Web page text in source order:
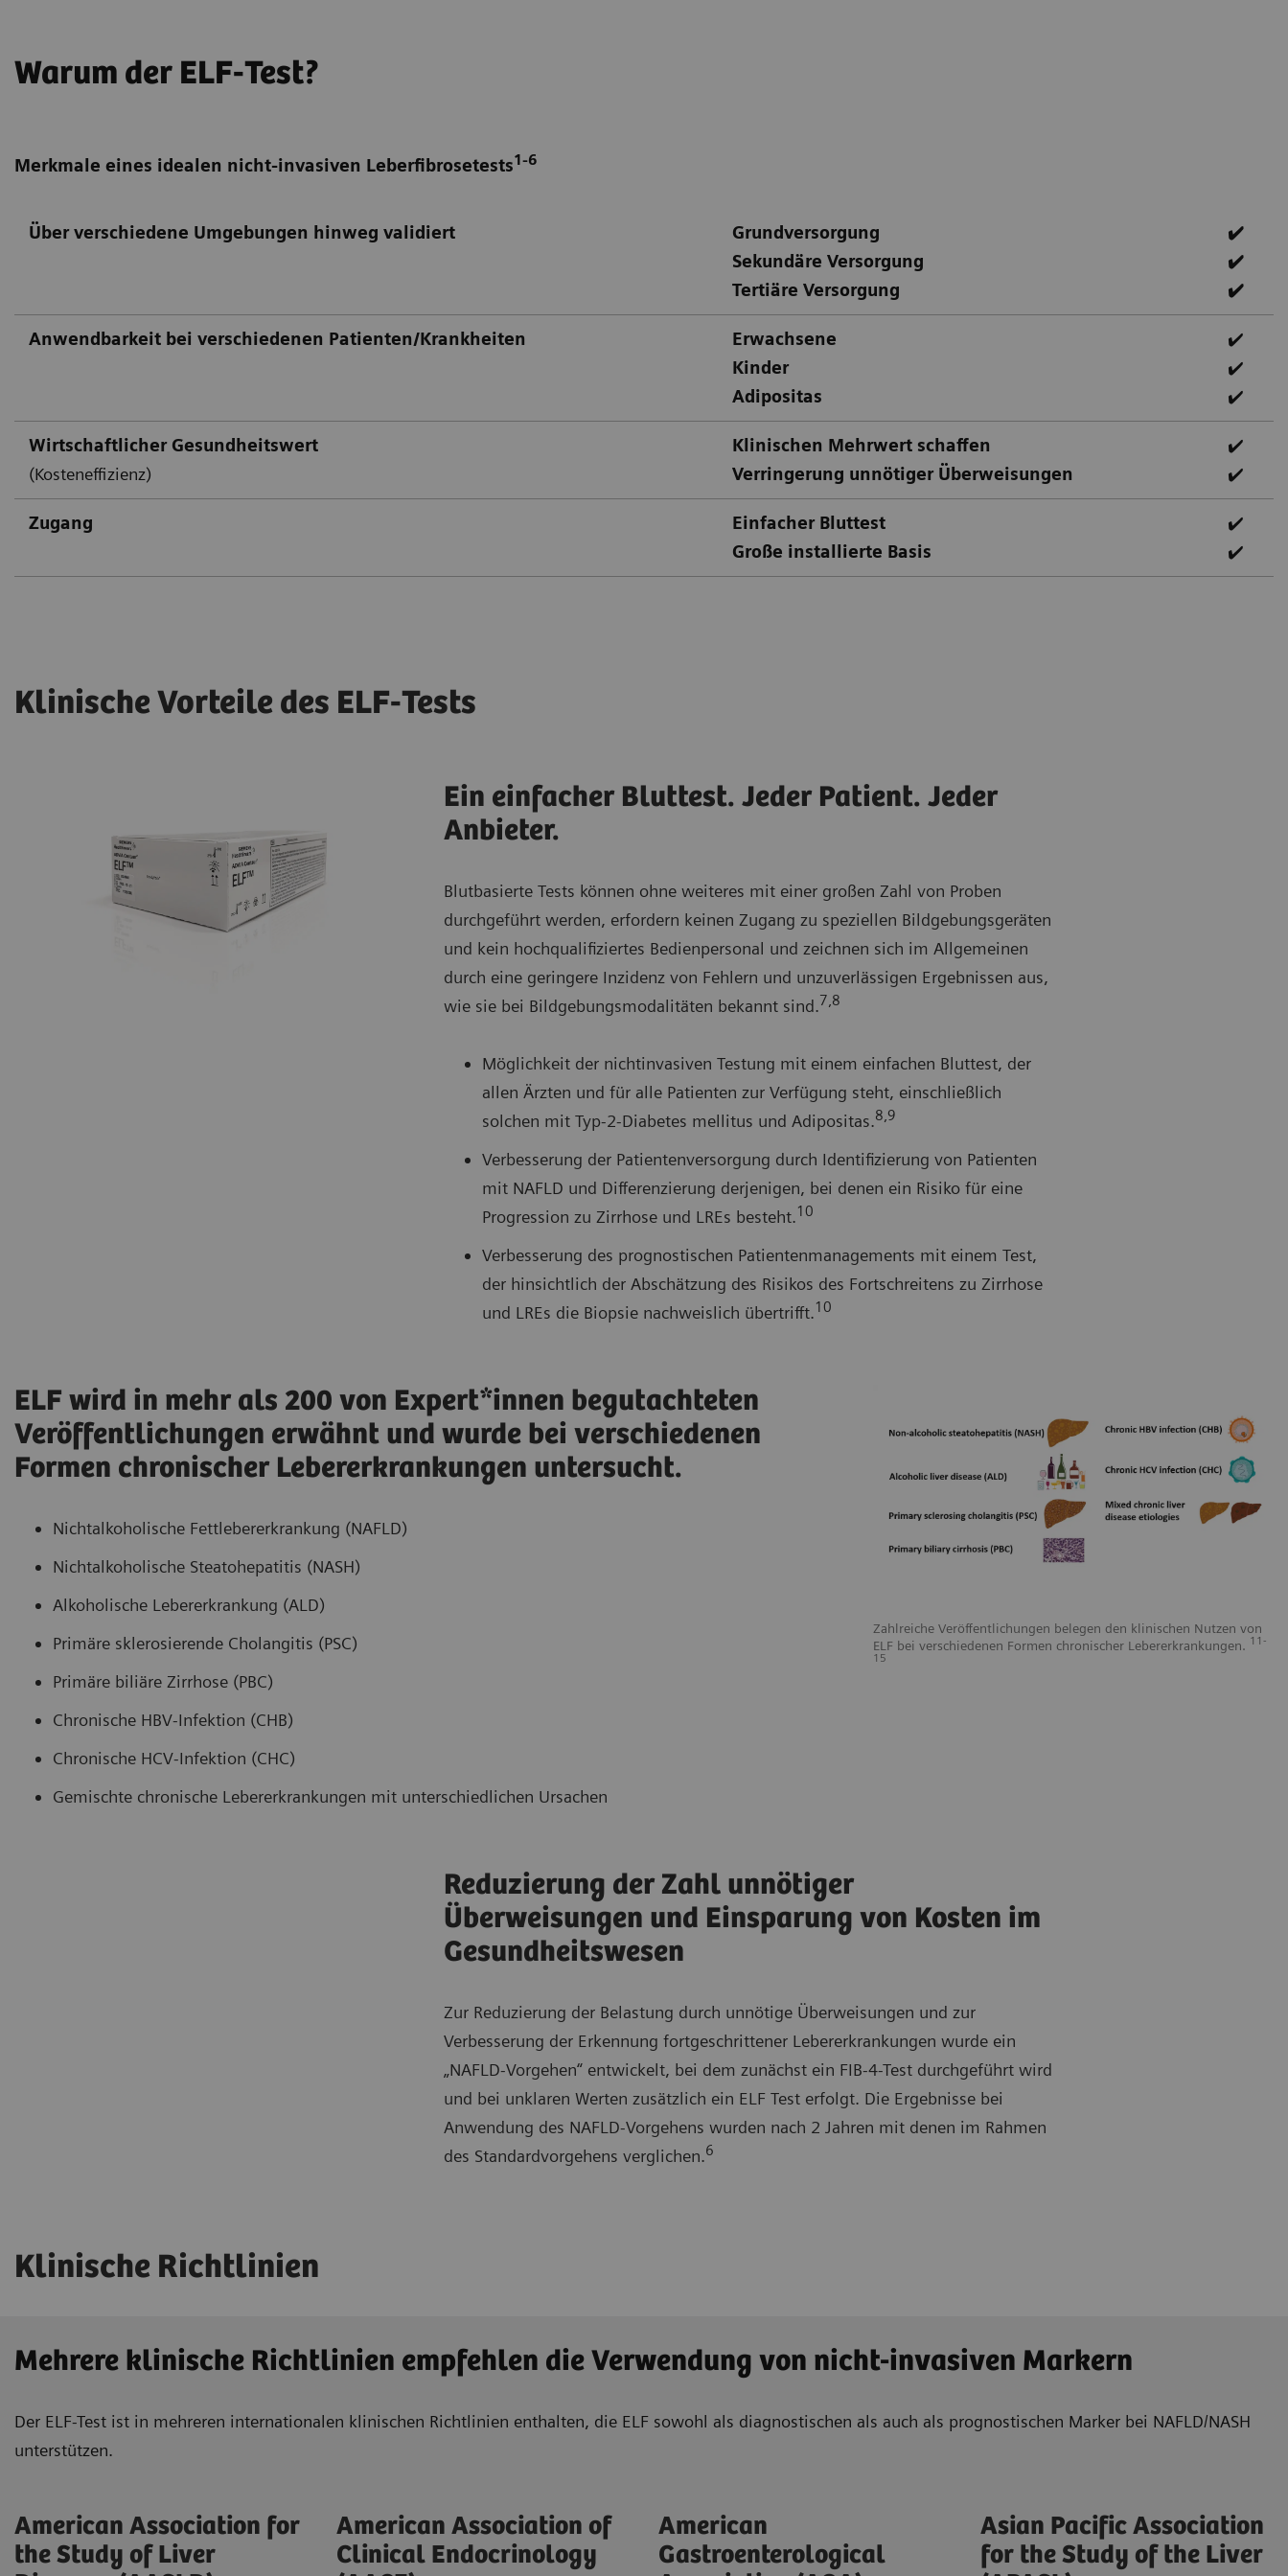
Warum der ELF-Test?
Merkmale eines idealen nicht-invasiven Leberfibrosetests1-6
Über verschiedene Umgebungen hinweg validiert
Grundversorgung
Sekundäre Versorgung
Tertiäre Versorgung
✔️
✔️
✔️
Anwendbarkeit bei verschiedenen Patienten/Krankheiten
Erwachsene
Kinder
Adipositas
✔️
✔️
✔️
Wirtschaftlicher Gesundheitswert
(Kosteneffizienz)
Klinischen Mehrwert schaffen
Verringerung unnötiger Überweisungen
✔️
✔️
Zugang
Einfacher Bluttest
Große installierte Basis
✔️
✔️
Klinische Vorteile des ELF-Tests
Ein einfacher Bluttest. Jeder Patient. Jeder
Anbieter.
Blutbasierte Tests können ohne weiteres mit einer großen Zahl von Proben
durchgeführt werden, erfordern keinen Zugang zu speziellen Bildgebungsgeräten
und kein hochqualifiziertes Bedienpersonal und zeichnen sich im Allgemeinen
durch eine geringere Inzidenz von Fehlern und unzuverlässigen Ergebnissen aus,
wie sie bei Bildgebungsmodalitäten bekannt sind.7,8
Möglichkeit der nichtinvasiven Testung mit einem einfachen Bluttest, der
allen Ärzten und für alle Patienten zur Verfügung steht, einschließlich
solchen mit Typ-2-Diabetes mellitus und Adipositas.8,9
Verbesserung der Patientenversorgung durch Identifizierung von Patienten
mit NAFLD und Differenzierung derjenigen, bei denen ein Risiko für eine
Progression zu Zirrhose und LREs besteht.10
Verbesserung des prognostischen Patientenmanagements mit einem Test,
der hinsichtlich der Abschätzung des Risikos des Fortschreitens zu Zirrhose
und LREs die Biopsie nachweislich übertrifft.10
Zahlreiche Veröffentlichungen belegen den klinischen Nutzen von
ELF bei verschiedenen Formen chronischer Lebererkrankungen. 11-
15
ELF wird in mehr als 200 von Expert*innen begutachteten
Veröffentlichungen erwähnt und wurde bei verschiedenen
Formen chronischer Lebererkrankungen untersucht.
Nichtalkoholische Fettlebererkrankung (NAFLD)
Nichtalkoholische Steatohepatitis (NASH)
Alkoholische Lebererkrankung (ALD)
Primäre sklerosierende Cholangitis (PSC)
Primäre biliäre Zirrhose (PBC)
Chronische HBV-Infektion (CHB)
Chronische HCV-Infektion (CHC)
Gemischte chronische Lebererkrankungen mit unterschiedlichen Ursachen
Reduzierung der Zahl unnötiger
Überweisungen und Einsparung von Kosten im
Gesundheitswesen
Zur Reduzierung der Belastung durch unnötige Überweisungen und zur
Verbesserung der Erkennung fortgeschrittener Lebererkrankungen wurde ein
„NAFLD-Vorgehen“ entwickelt, bei dem zunächst ein FIB-4-Test durchgeführt wird
und bei unklaren Werten zusätzlich ein ELF Test erfolgt. Die Ergebnisse bei
Anwendung des NAFLD-Vorgehens wurden nach 2 Jahren mit denen im Rahmen
des Standardvorgehens verglichen.6
Klinische Richtlinien
Mehrere klinische Richtlinien empfehlen die Verwendung von nicht-invasiven Markern
Der ELF-Test ist in mehreren internationalen klinischen Richtlinien enthalten, die ELF sowohl als diagnostischen als auch als prognostischen Marker bei NAFLD/NASH
unterstützen.
American Association for
the Study of Liver
American Association of
Clinical Endocrinology
American
Gastroenterological
Asian Pacific Association
for the Study of the Liver